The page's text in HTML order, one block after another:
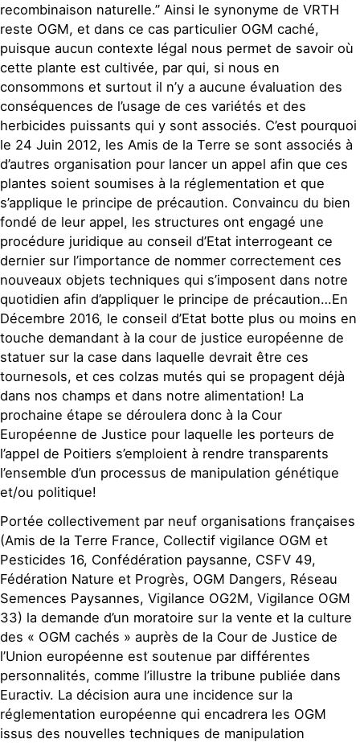
recombinaison naturelle.” Ainsi le synonyme de VRTH
reste OGM, et dans ce cas particulier OGM caché,
puisque aucun contexte légal nous permet de savoir où
cette plante est cultivée, par qui, si nous en
consommons et surtout il n’y a aucune évaluation des
conséquences de l’usage de ces variétés et des
herbicides puissants qui y sont associés. C’est pourquoi
le 24 Juin 2012, les Amis de la Terre se sont associés à
d’autres organisation pour lancer un appel afin que ces
plantes soient soumises à la réglementation et que
s’applique le principe de précaution. Convaincu du bien
fondé de leur appel, les structures ont engagé une
procédure juridique au conseil d’Etat interrogeant ce
dernier sur l’importance de nommer correctement ces
nouveaux objets techniques qui s’imposent dans notre
quotidien afin d’appliquer le principe de précaution…En
Décembre 2016, le conseil d’Etat botte plus ou moins en
touche demandant à la cour de justice européenne de
statuer sur la case dans laquelle devrait être ces
tournesols, et ces colzas mutés qui se propagent déjà
dans nos champs et dans notre alimentation! La
prochaine étape se déroulera donc à la Cour
Européenne de Justice pour laquelle les porteurs de
l’appel de Poitiers s’emploient à rendre transparents
l’ensemble d’un processus de manipulation génétique
et/ou politique!
Portée collectivement par neuf organisations françaises
(Amis de la Terre France, Collectif vigilance OGM et
Pesticides 16, Confédération paysanne, CSFV 49,
Fédération Nature et Progrès, OGM Dangers, Réseau
Semences Paysannes, Vigilance OG2M, Vigilance OGM
33) la demande d’un moratoire sur la vente et la culture
des « OGM cachés » auprès de la Cour de Justice de
l’Union européenne est soutenue par différentes
personnalités, comme l’illustre la tribune publiée dans
Euractiv. La décision aura une incidence sur la
réglementation européenne qui encadrera les OGM
issus des nouvelles techniques de manipulation